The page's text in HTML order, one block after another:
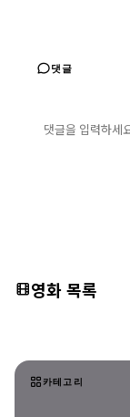
댓글
영화 목록
카테고리